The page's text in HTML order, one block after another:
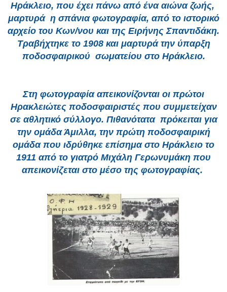
Ηράκλειο, που έχει πάνω από ένα αιώνα ζωής,
μαρτυρά η σπάνια φωτογραφία, από το ιστορικό
αρχείο του Κων/νου και της Ειρήνης Σπαντιδάκη.
Τραβήχτηκε το 1908 και μαρτυρά την ύπαρξη
ποδοσφαιρικού σωματείου στο Ηράκλειο.
Στη φωτογραφία απεικονίζονται οι πρώτοι
Ηρακλειώτες ποδοσφαιριστές που συμμετείχαν
σε αθλητικό σύλλογο. Πιθανότατα πρόκειται για
την ομάδα Άμιλλα, την πρώτη ποδοσφαιρική
ομάδα που ιδρύθηκε επίσημα στο Ηράκλειο το
1911 από το γιατρό Μιχάλη Γερωνυμάκη που
απεικονίζεται στο μέσο της φωτογραφίας.